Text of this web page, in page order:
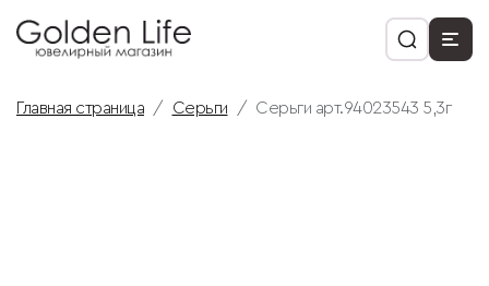
Главная страница Серьги Серьги арт.94023543 5,3г